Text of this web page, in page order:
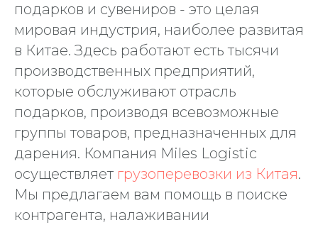
подарков и сувениров - это целая
мировая индустрия, наиболее развитая
в Китае. Здесь работают есть тысячи
производственных предприятий,
которые обслуживают отрасль
подарков, производя всевозможные
группы товаров, предназначенных для
дарения. Компания Miles Logistic
осуществляет грузоперевозки из Китая.
Мы предлагаем вам помощь в поиске
контрагента, налаживании